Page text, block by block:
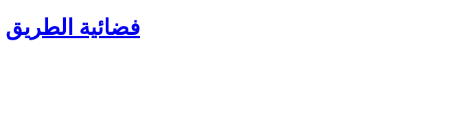
فضائية الطريق